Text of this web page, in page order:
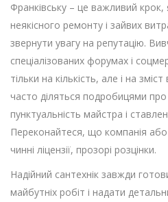
Франківську – це важливий
неякісного ремонту і зайвих
звернути увагу на репутацію.
спеціалізованих форумах і
тільки на кількість, але і на зміст
часто діляться подробицями
пунктуальність майстра і
Переконайтеся, що компанія
чинні ліцензії, прозорі розцінки.
Надійний сантехнік завжди
майбутніх робіт і надати